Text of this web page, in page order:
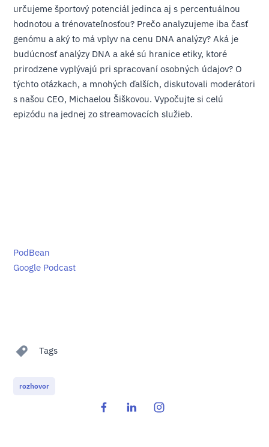
určujeme športový potenciál jedinca aj s percentuálnou
hodnotou a trénovateľnosťou? Prečo analyzujeme iba časť
genómu a aký to má vplyv na cenu DNA analýzy? Aká je
budúcnosť analýzy DNA a aké sú hranice etiky, ktoré
prirodzene vyplývajú pri spracovaní osobných údajov? O
týchto otázkach, a mnohých ďalších, diskutovali moderátori
s našou CEO, Michaelou Šiškovou. Vypočujte si celú
epizódu na jednej zo streamovacích služieb.
PodBean
Google Podcast
Tags
rozhovor